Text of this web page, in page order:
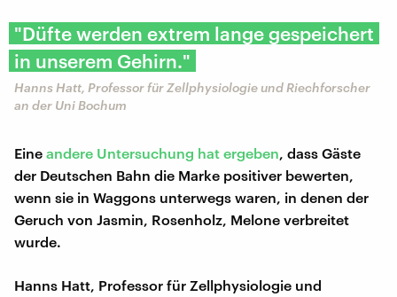
"Düfte werden extrem lange gespeichert
in unserem Gehirn."
Hanns Hatt, Professor für Zellphysiologie und Riechforscher
an der Uni Bochum
Eine andere Untersuchung hat ergeben , dass Gäste
der Deutschen Bahn die Marke positiver bewerten,
wenn sie in Waggons unterwegs waren, in denen der
Geruch von Jasmin, Rosenholz, Melone verbreitet
wurde.
Hanns Hatt, Professor für Zellphysiologie und